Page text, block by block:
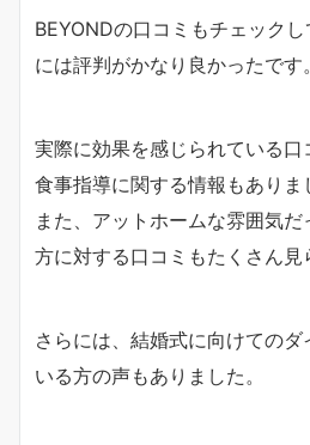
BEYONDの口コミもチェック
には評判がかなり良かったです。
実際に効果を感じられている
食事指導に関する情報もありま
また、アットホームな雰囲気
方に対する口コミもたくさん見
さらには、結婚式に向けての
いる方の声もありました。